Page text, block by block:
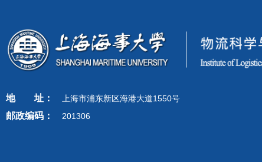
地 址： 上海市浦东新区海港大道1550号
邮政编码： 201306